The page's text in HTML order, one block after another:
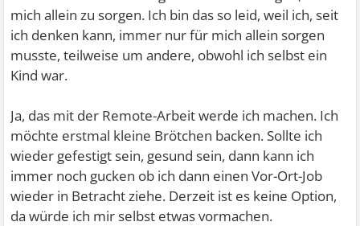
mich allein zu sorgen. Ich bin das so leid, weil ich, seit
ich denken kann, immer nur für mich allein sorgen
musste, teilweise um andere, obwohl ich selbst ein
Kind war.
Ja, das mit der Remote-Arbeit werde ich machen. Ich
möchte erstmal kleine Brötchen backen. Sollte ich
wieder gefestigt sein, gesund sein, dann kann ich
immer noch gucken ob ich dann einen Vor-Ort-Job
wieder in Betracht ziehe. Derzeit ist es keine Option,
da würde ich mir selbst etwas vormachen.